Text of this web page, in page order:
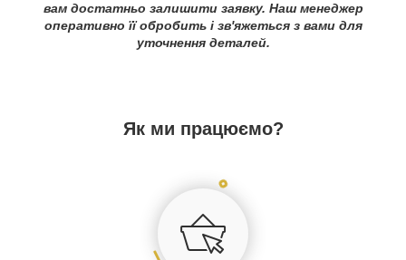
вам достатньо залишити заявку. Наш менеджер
оперативно її обробить і зв'яжеться з вами для
уточнення деталей.
Як ми працюємо?